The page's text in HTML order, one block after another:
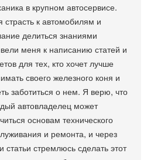
в крупном автосервисе.
страсть к автомобилям и
делиться знаниями
меня к написанию статей и
для тех, кто хочет лучше
своего железного коня и
заботиться о нем. Я верю, что
автовладелец может
основам технического
и ремонта, и через
статьи стремлюсь сделать этот